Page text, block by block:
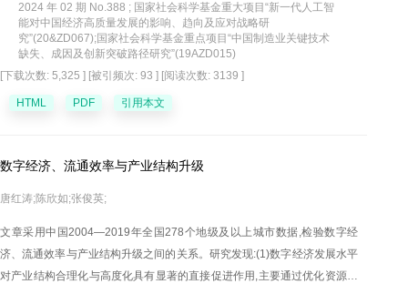
效应。研究表明：人工智能提高了高新技术企业的成本加成率和全要素生
产率，主要结论在稳健性检验后依然成立。异质性分析发现，人工智能对
国有企业和经济不确定感知程度较高的高新技术企业的赋能效果更明显；
同时，对处于低市场分割和实体经济基础较好地区的高新技术企业的赋能
效果更明显。技术积累、员工结构优化、成本节约和效率提升是实现人工
2024 年 02 期 No.388 ; 国家社会科学基金重大项目“新一代人工智
能对中国经济高质量发展的影响、趋向及应对战略研
究”(20&ZD067);国家社会科学基金重点项目“中国制造业关键技术
缺失、成因及创新突破路径研究”(19AZD015)
[下载次数: 5,325 ] [被引频次: 93 ] [阅读次数: 3139 ]
HTML PDF 引用本文
数字经济、流通效率与产业结构升级
唐红涛;陈欣如;张俊英;
文章采用中国2004—2019年全国278个地级及以上城市数据,检验数字经
济、流通效率与产业结构升级之间的关系。研究发现:(1)数字经济发展水平
对产业结构合理化与高度化具有显著的直接促进作用,主要通过优化资源配